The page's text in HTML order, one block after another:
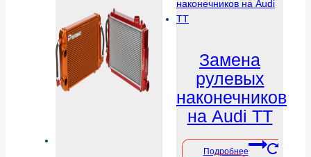
Замена
рулевых
наконечников
на Audi TT
Подробнее